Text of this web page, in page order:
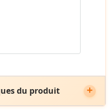
du produit